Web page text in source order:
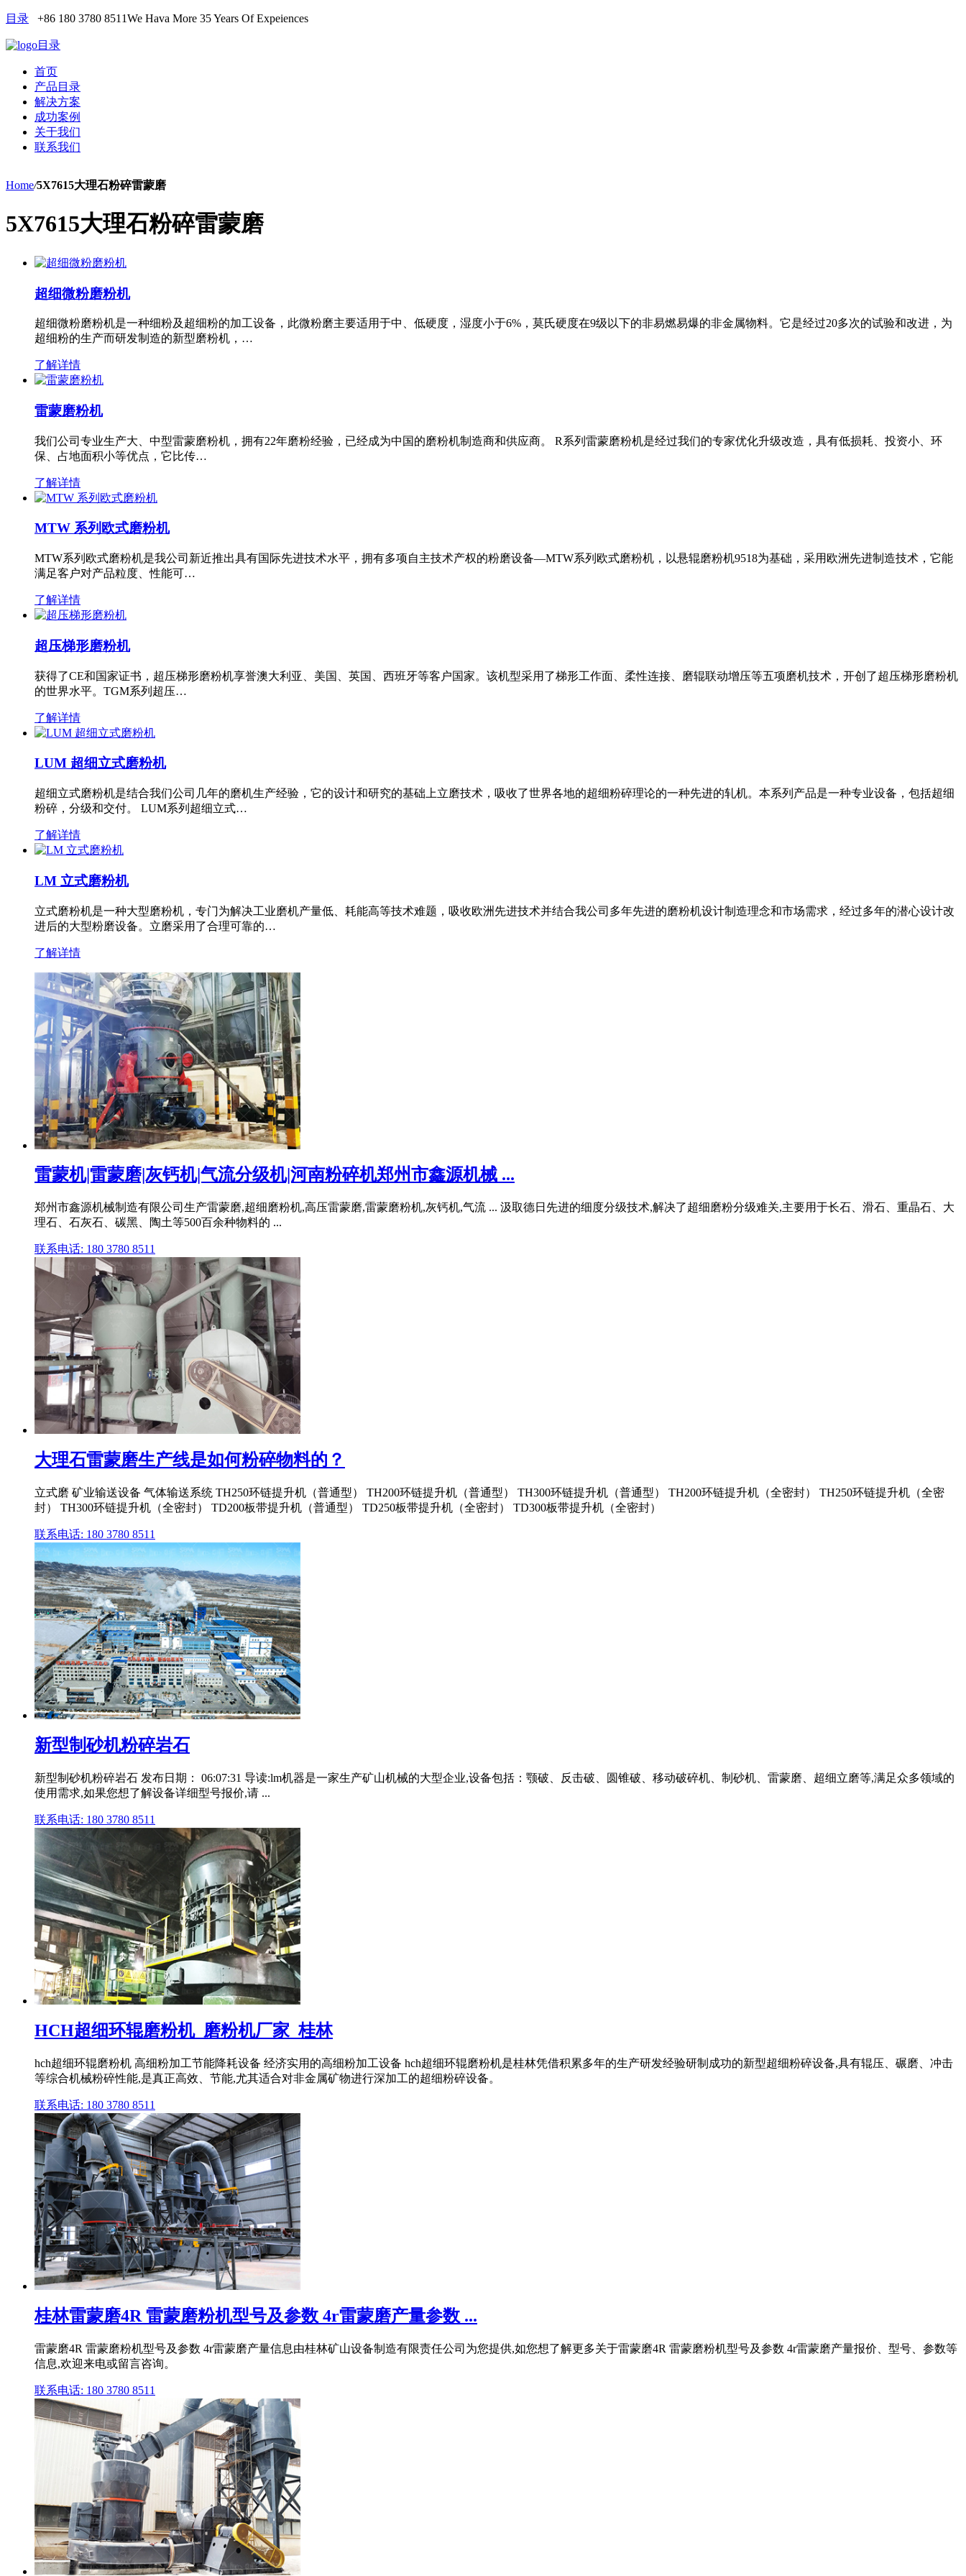
目录 +86 180 3780 8511We Hava More 35 Years Of Expeiences
目录
首页
产品目录
解决方案
成功案例
关于我们
联系我们
Home/5X7615大理石粉碎雷蒙磨
5X7615大理石粉碎雷蒙磨
超细微粉磨粉机
超细微粉磨粉机是一种细粉及超细粉的加工设备，此微粉磨主要适用于中、低硬度，湿度小于6%，莫氏硬度在9级以下的非易燃易爆的非金属物料。它是经过20多次的试验和改进，为
超细粉的生产而研发制造的新型磨粉机，…
了解详情
雷蒙磨粉机
我们公司专业生产大、中型雷蒙磨粉机，拥有22年磨粉经验，已经成为中国的磨粉机制造商和供应商。 R系列雷蒙磨粉机是经过我们的专家优化升级改造，具有低损耗、投资小、环
保、占地面积小等优点，它比传…
了解详情
MTW 系列欧式磨粉机
MTW系列欧式磨粉机是我公司新近推出具有国际先进技术水平，拥有多项自主技术产权的粉磨设备—MTW系列欧式磨粉机，以悬辊磨粉机9518为基础，采用欧洲先进制造技术，它能
满足客户对产品粒度、性能可…
了解详情
超压梯形磨粉机
获得了CE和国家证书，超压梯形磨粉机享誉澳大利亚、美国、英国、西班牙等客户国家。该机型采用了梯形工作面、柔性连接、磨辊联动增压等五项磨机技术，开创了超压梯形磨粉机
的世界水平。TGM系列超压…
了解详情
LUM 超细立式磨粉机
超细立式磨粉机是结合我们公司几年的磨机生产经验，它的设计和研究的基础上立磨技术，吸收了世界各地的超细粉碎理论的一种先进的轧机。本系列产品是一种专业设备，包括超细
粉碎，分级和交付。 LUM系列超细立式…
了解详情
LM 立式磨粉机
立式磨粉机是一种大型磨粉机，专门为解决工业磨机产量低、耗能高等技术难题，吸收欧洲先进技术并结合我公司多年先进的磨粉机设计制造理念和市场需求，经过多年的潜心设计改
进后的大型粉磨设备。立磨采用了合理可靠的…
了解详情
雷蒙机|雷蒙磨|灰钙机|气流分级机|河南粉碎机郑州市鑫源机械 ...
郑州市鑫源机械制造有限公司生产雷蒙磨,超细磨粉机,高压雷蒙磨,雷蒙磨粉机,灰钙机,气流 ... 汲取德日先进的细度分级技术,解决了超细磨粉分级难关,主要用于长石、滑石、重晶石、大
理石、石灰石、碳黑、陶土等500百余种物料的 ...
联系电话: 180 3780 8511
大理石雷蒙磨生产线是如何粉碎物料的？
立式磨 矿业输送设备 气体输送系统 TH250环链提升机（普通型） TH200环链提升机（普通型） TH300环链提升机（普通型） TH200环链提升机（全密封） TH250环链提升机（全密
封） TH300环链提升机（全密封） TD200板带提升机（普通型） TD250板带提升机（全密封） TD300板带提升机（全密封）
联系电话: 180 3780 8511
新型制砂机粉碎岩石
新型制砂机粉碎岩石 发布日期： 06:07:31 导读:lm机器是一家生产矿山机械的大型企业,设备包括：颚破、反击破、圆锥破、移动破碎机、制砂机、雷蒙磨、超细立磨等,满足众多领域的
使用需求,如果您想了解设备详细型号报价,请 ...
联系电话: 180 3780 8511
HCH超细环辊磨粉机_磨粉机厂家_桂林
hch超细环辊磨粉机 高细粉加工节能降耗设备 经济实用的高细粉加工设备 hch超细环辊磨粉机是桂林凭借积累多年的生产研发经验研制成功的新型超细粉碎设备,具有辊压、碾磨、冲击
等综合机械粉碎性能,是真正高效、节能,尤其适合对非金属矿物进行深加工的超细粉碎设备。
联系电话: 180 3780 8511
桂林雷蒙磨4R 雷蒙磨粉机型号及参数 4r雷蒙磨产量参数 ...
雷蒙磨4R 雷蒙磨粉机型号及参数 4r雷蒙磨产量信息由桂林矿山设备制造有限责任公司为您提供,如您想了解更多关于雷蒙磨4R 雷蒙磨粉机型号及参数 4r雷蒙磨产量报价、型号、参数等
信息,欢迎来电或留言咨询。
联系电话: 180 3780 8511